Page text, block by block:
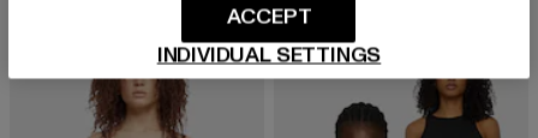
-47%
INDIVIDUAL SETTINGS
ACCEPT